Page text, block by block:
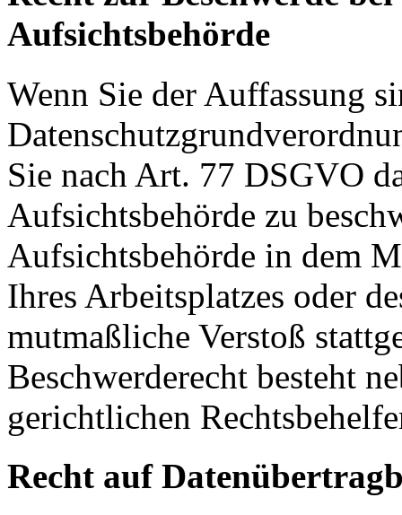
Aufsichtsbehörde
Wenn Sie der Auffassung
Sie nach Art. 77 DSGVO
Aufsichtsbehörde zu
Aufsichtsbehörde in dem
Ihres Arbeitsplatzes oder
mutmaßliche Verstoß
Beschwerderecht besteht
gerichtlichen
Recht auf